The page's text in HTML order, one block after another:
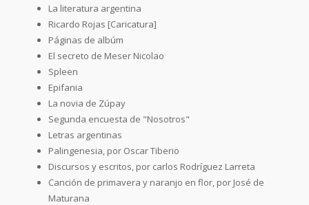
La literatura argentina
Ricardo Rojas [Caricatura]
Páginas de albúm
El secreto de Meser Nicolao
Spleen
Epifania
La novia de Zúpay
Segunda encuesta de "Nosotros"
Letras argentinas
Palingenesia, por Oscar Tiberio
Discursos y escritos, por carlos Rodríguez Larreta
Canción de primavera y naranjo en flor, por José de
Maturana